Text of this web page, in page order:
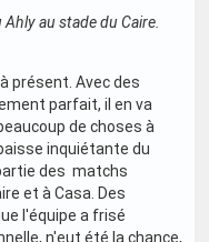
au stade du Caire.
présent. Avec des
parfait, il en va
de choses à
inquiétante du
des matchs
et à Casa. Des
l'équipe a frisé
n'eut été la chance,